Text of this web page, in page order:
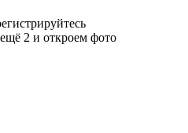
2 и откроем фото